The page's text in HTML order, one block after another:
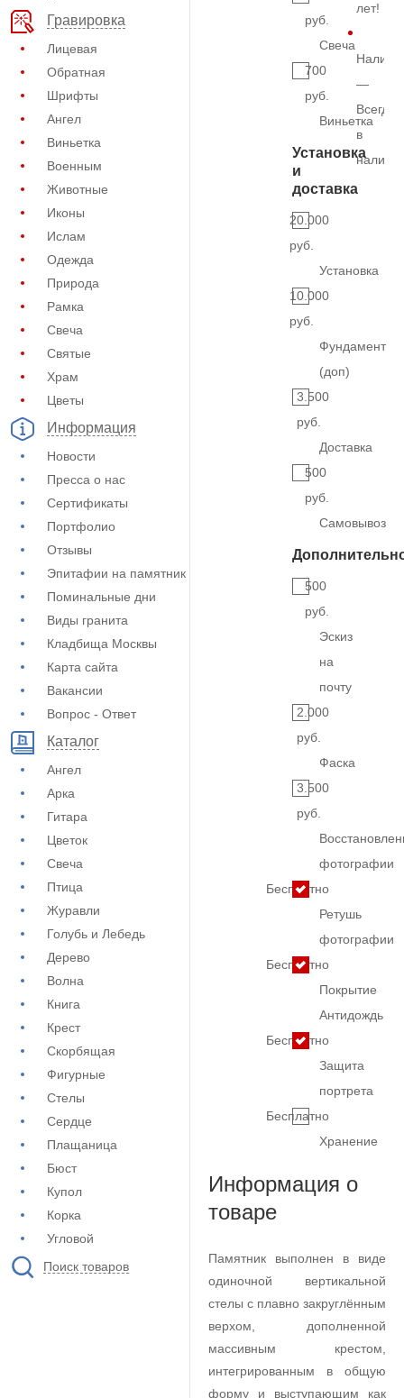
Гравировка
Лицевая
Обратная
Шрифты
Ангел
Виньетка
Военным
Животные
Иконы
Ислам
Одежда
Природа
Рамка
Свеча
Святые
Храм
Цветы
Информация
Новости
Пресса о нас
Сертификаты
Портфолио
Отзывы
Эпитафии на памятник
Поминальные дни
Виды гранита
Кладбища Москвы
Карта сайта
Вакансии
Вопрос - Ответ
Каталог
Ангел
Арка
Гитара
Цветок
Свеча
Птица
Журавли
Голубь и Лебедь
Дерево
Волна
Книга
Крест
Скорбящая
Фигурные
Стелы
Сердце
Плащаница
Бюст
Купол
Корка
Угловой
Поиск товаров
руб.
Свеча
700
руб.
Виньетка
Установка
и
доставка
20.000
руб.
Установка
10.000
руб.
Фундамент
(доп)
3.500
руб.
Доставка
500
руб.
Самовывоз
500
руб.
Эскиз
на
почту
2.000
руб.
Фаска
3.500
руб.
фотографии
Бесплатно
Ретушь
фотографии
Бесплатно
Покрытие
Антидождь
Бесплатно
Защита
портрета
Бесплатно
Хранение
лет!
—
Всегда
в
Информация о
товаре
Памятник выполнен в виде
одиночной вертикальной
стелы с плавно закруглённым
верхом, дополненной
массивным крестом,
интегрированным в общую
форму и выступающим как